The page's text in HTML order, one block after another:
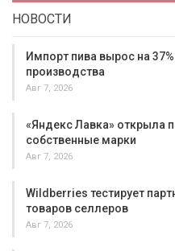
НОВОСТИ
Импорт пива вырос на
производства
Авг 7, 2026
«Яндекс Лавка» открыла
собственные марки
Авг 7, 2026
Wildberries тестирует
товаров селлеров
Авг 7, 2026